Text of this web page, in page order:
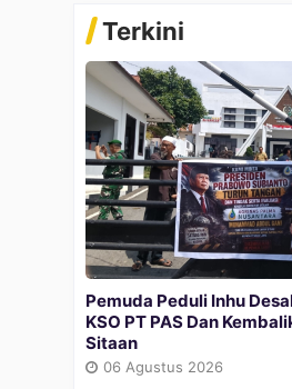
Terkini
Pemuda Peduli Inhu
KSO PT PAS Dan
Sitaan
06 Agustus 2026